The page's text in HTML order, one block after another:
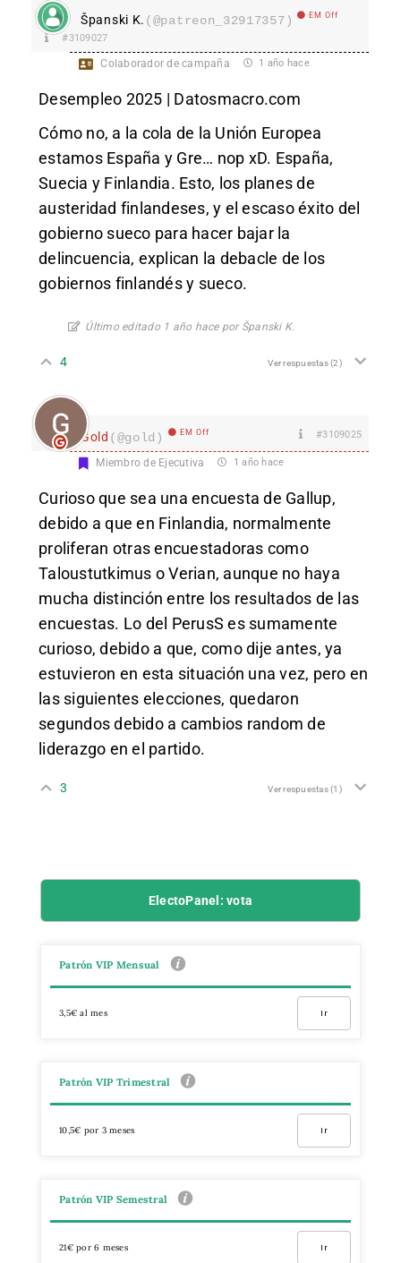
Španski K. (@patreon_32917357) EM Off
#3109027
Colaborador de campaña 1 año hace
Desempleo 2025 | Datosmacro.com
Cómo no, a la cola de la Unión Europea
estamos España y Gre… nop xD. España,
Suecia y Finlandia. Esto, los planes de
austeridad finlandeses, y el escaso éxito del
gobierno sueco para hacer bajar la
delincuencia, explican la debacle de los
gobiernos finlandés y sueco.
Último editado 1 año hace por Španski K.
4 Ver respuestas(2)
Gold (@gold) EM Off #3109025
Miembro de Ejecutiva 1 año hace
Curioso que sea una encuesta de Gallup,
debido a que en Finlandia, normalmente
proliferan otras encuestadoras como
Taloustutkimus o Verian, aunque no haya
mucha distinción entre los resultados de las
encuestas. Lo del PerusS es sumamente
curioso, debido a que, como dije antes, ya
estuvieron en esta situación una vez, pero en
las siguientes elecciones, quedaron
segundos debido a cambios random de
liderazgo en el partido.
3 Ver respuestas(1)
ElectoPanel: vota
Patrón VIP Mensual
3,5€ al mes Ir
Patrón VIP Trimestral
10,5€ por 3 meses Ir
Patrón VIP Semestral
21€ por 6 meses Ir